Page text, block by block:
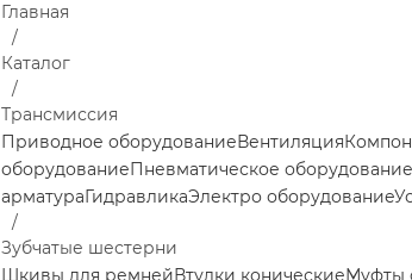
Главная
Каталог
Трансмиссия
Приводное оборудованиеВентиляция
оборудованиеПневматическое оборудование
арматураГидравликаЭлектро оборудование
Зубчатые шестерни
Шкивы для ремнейВтулки коническиеМуфты